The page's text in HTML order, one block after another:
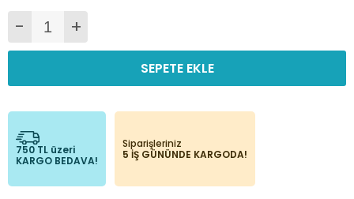
- +
SEPETE EKLE
750 TL üzeri
KARGO BEDAVA!
Siparişleriniz
5 İŞ GÜNÜNDE KARGODA!